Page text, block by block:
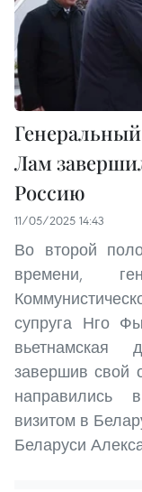
Лам
Россию
11/05/2025 14:43
Во второй
времени,
супруга Нго
вьетнамская
завершив свой
направились
визитом в
Беларуси